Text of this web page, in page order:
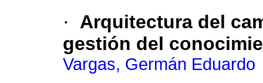
·
Arquitectura del
gestión del
Vargas, Germán Eduardo